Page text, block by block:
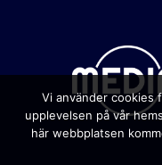
Vi använder cookies
upplevelsen på vår
här webbplatsen